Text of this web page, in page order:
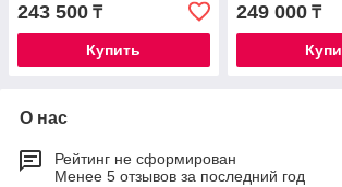
243 500 ₸
Купить
249 000₸
О нас
Рейтинг не сформирован
Менее 5 отзывов за последний год